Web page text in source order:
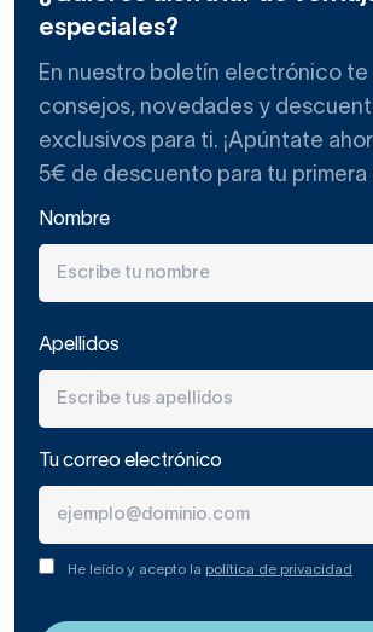
especiales?
En nuestro boletín electrónico te
consejos, novedades y
exclusivos para ti. ¡Apúntate
5€ de descuento para tu primera
Nombre
Apellidos
Tu correo electrónico
He leído y acepto la política de privacidad